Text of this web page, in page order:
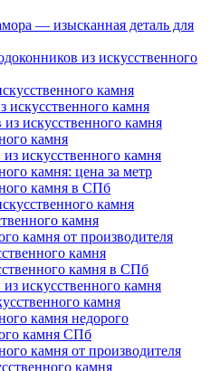
— изысканная деталь для
из искусственного
камня
искусственного камня
искусственного камня
камня
искусственного камня
камня: цена за метр
камня в СПб
камня
камня
камня от производителя
камня
камня в СПб
искусственного камня
камня
камня недорого
камня СПб
камня от производителя
камня